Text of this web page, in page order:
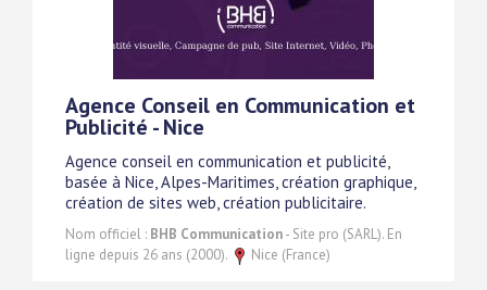
Agence Conseil en Communication et
Publicité - Nice
Agence conseil en communication et publicité,
basée à Nice, Alpes-Maritimes, création graphique,
création de sites web, création publicitaire.
Nom officiel : BHB Communication- Site pro (SARL). En
ligne depuis 26 ans (2000).
Nice (France)